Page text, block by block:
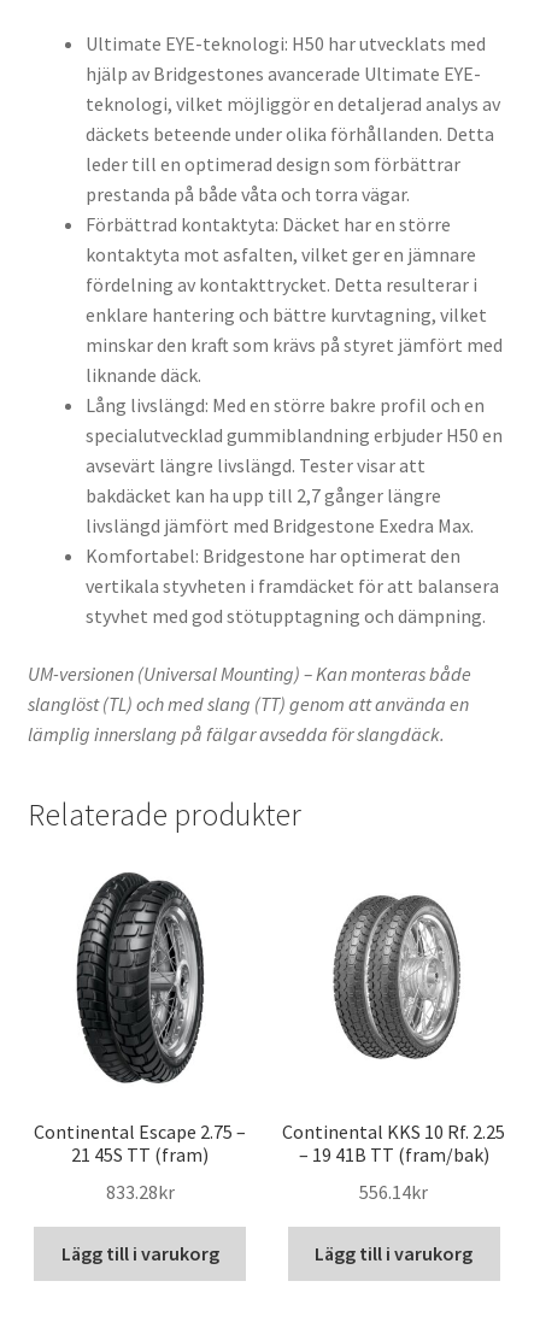
Ultimate EYE-teknologi: H50 har utvecklats med
hjälp av Bridgestones avancerade Ultimate EYE-
teknologi, vilket möjliggör en detaljerad analys av
däckets beteende under olika förhållanden. Detta
leder till en optimerad design som förbättrar
prestanda på både våta och torra vägar.
Förbättrad kontaktyta: Däcket har en större
kontaktyta mot asfalten, vilket ger en jämnare
fördelning av kontakttrycket. Detta resulterar i
enklare hantering och bättre kurvtagning, vilket
minskar den kraft som krävs på styret jämfört med
liknande däck.
Lång livslängd: Med en större bakre profil och en
specialutvecklad gummiblandning erbjuder H50 en
avsevärt längre livslängd. Tester visar att
bakdäcket kan ha upp till 2,7 gånger längre
livslängd jämfört med Bridgestone Exedra Max.
Komfortabel: Bridgestone har optimerat den
vertikala styvheten i framdäcket för att balansera
styvhet med god stötupptagning och dämpning.
UM-versionen (Universal Mounting) – Kan monteras både
slanglöst (TL) och med slang (TT) genom att använda en
lämplig innerslang på fälgar avsedda för slangdäck.
Relaterade produkter
Continental Escape 2.75 –
21 45S TT (fram)
833.28kr
Lägg till i varukorg
Continental KKS 10 Rf. 2.25
– 19 41B TT (fram/bak)
556.14kr
Lägg till i varukorg